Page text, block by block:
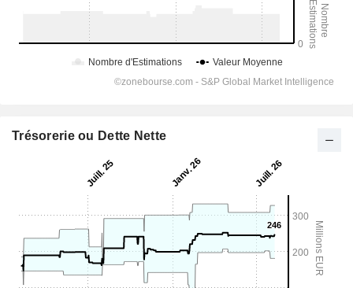
Trésorerie ou Dette Nette